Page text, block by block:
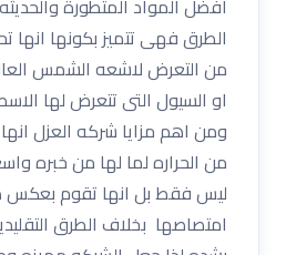
افضل المواد المتطورة
الطرق فهى تتميز بكونها
من التعرض لاشعه الشمس
او السيول التى تتعرض لها
ومن اهم مزايا شركه العزل
من الحراره لما لها من خبره
ليس فقط بل انها تقوم بعكس
امتصاصها بخلاف الطرق